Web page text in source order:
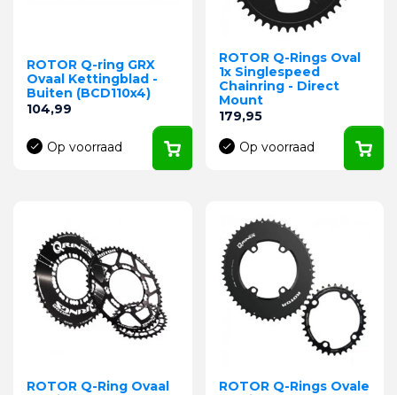
ROTOR Q-ring GRX
Ovaal Kettingblad -
Buiten (BCD110x4)
Prijs
104,99
Op voorraad
ROTOR Q-Rings Oval
1x Singlespeed
Chainring - Direct
Mount
Prijs
179,95
Op voorraad
ROTOR Q-Ring Ovaal
ROTOR Q-Rings Ovale